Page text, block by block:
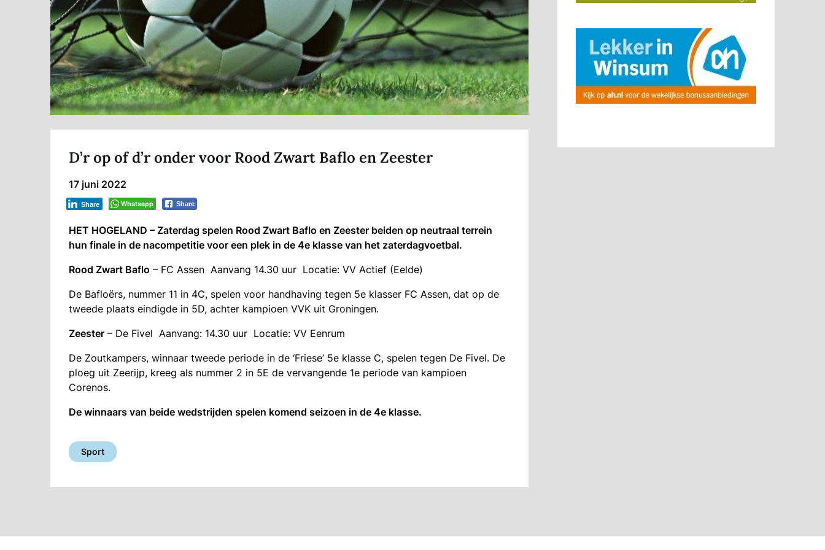
D’r op of d’r onder voor Rood Zwart Baflo en Zeester
17 juni 2022
Whatsapp Share
Share
HET HOGELAND – Zaterdag spelen Rood Zwart Baflo en Zeester beiden op neutraal terrein
hun finale in de nacompetitie voor een plek in de 4e klasse van het zaterdagvoetbal.
Rood Zwart Baflo – FC Assen Aanvang 14.30 uur Locatie: VV Actief (Eelde)
De Bafloërs, nummer 11 in 4C, spelen voor handhaving tegen 5e klasser FC Assen, dat op de
tweede plaats eindigde in 5D, achter kampioen VVK uit Groningen.
Zeester – De Fivel Aanvang: 14.30 uur Locatie: VV Eenrum
De Zoutkampers, winnaar tweede periode in de ‘Friese’ 5e klasse C, spelen tegen De Fivel. De
ploeg uit Zeerijp, kreeg als nummer 2 in 5E de vervangende 1e periode van kampioen
Corenos.
De winnaars van beide wedstrijden spelen komend seizoen in de 4e klasse.
Sport